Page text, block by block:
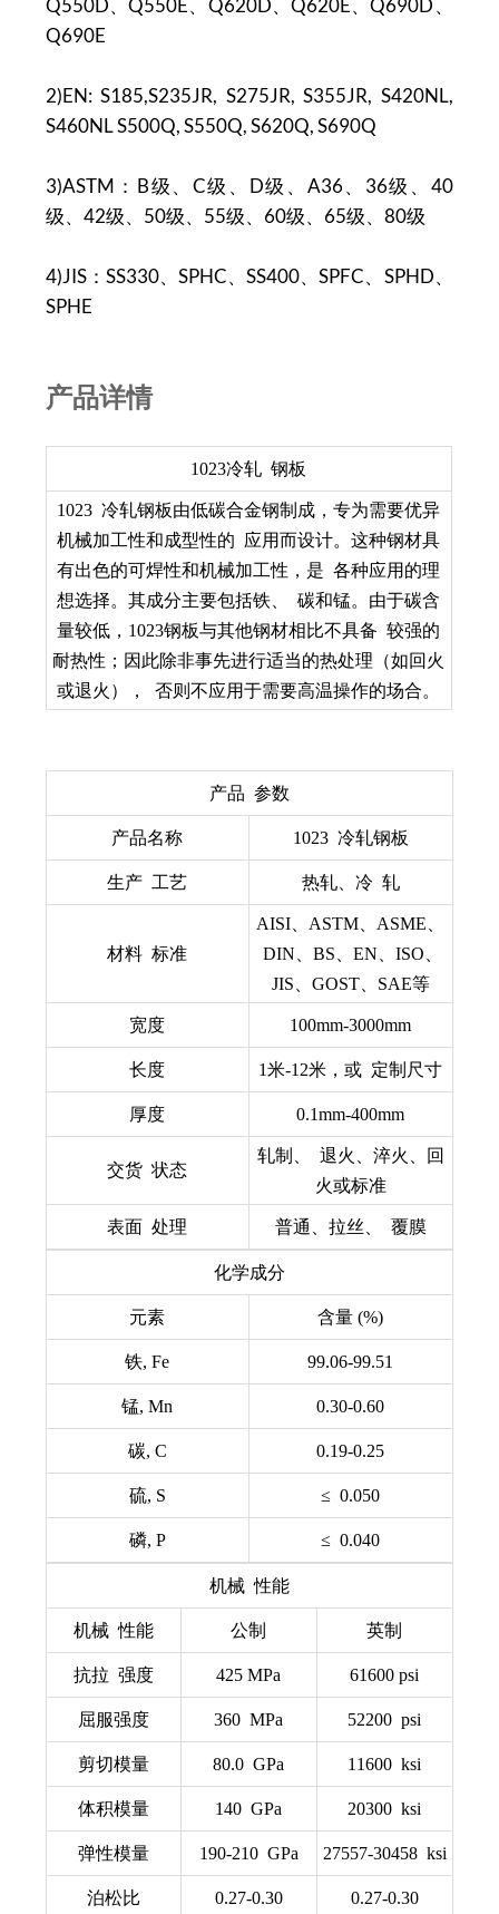
Q550D、Q550E、Q620D、Q620E、Q690D、
Q690E
2)EN: S185,S235JR, S275JR, S355JR, S420NL,
S460NL S500Q, S550Q, S620Q, S690Q
3)ASTM：B级、C级、D级、A36、36级、40
级、42级、50级、55级、60级、65级、80级
4)JIS：SS330、SPHC、SS400、SPFC、SPHD、
SPHE
产品详情
1023冷轧 钢板
1023 冷轧钢板由低碳合金钢制成，专为需要优异
机械加工性和成型性的 应用而设计。这种钢材具
有出色的可焊性和机械加工性，是 各种应用的理
想选择。其成分主要包括铁、 碳和锰。由于碳含
量较低，1023钢板与其他钢材相比不具备 较强的
耐热性；因此除非事先进行适当的热处理（如回火
或退火）， 否则不应用于需要高温操作的场合。
产品 参数
产品名称 1023 冷轧钢板
生产 工艺 热轧、冷 轧
材料 标准
AISI、ASTM、ASME、
DIN、BS、EN、ISO、
JIS、GOST、SAE等
宽度 100mm-3000mm
长度 1米-12米，或 定制尺寸
厚度 0.1mm-400mm
交货 状态
轧制、 退火、淬火、回
火或标准
表面 处理 普通、拉丝、 覆膜
化学成分
元素 含量 (%)
铁, Fe 99.06-99.51
锰, Mn 0.30-0.60
碳, C 0.19-0.25
硫, S ≤ 0.050
磷, P ≤ 0.040
机械 性能
机械 性能 公制 英制
抗拉 强度 425 MPa 61600 psi
屈服强度 360 MPa 52200 psi
剪切模量 80.0 GPa 11600 ksi
体积模量 140 GPa 20300 ksi
弹性模量 190-210 GPa 27557-30458 ksi
泊松比 0.27-0.30 0.27-0.30